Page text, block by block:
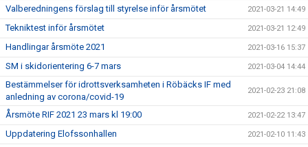
Valberedningens förslag till styrelse inför årsmötet 2021-03-21 14:49
Tekniktest inför årsmötet 2021-03-21 12:49
Handlingar årsmöte 2021 2021-03-16 15:37
SM i skidorientering 6-7 mars 2021-03-04 14:44
Bestämmelser för idrottsverksamheten i Röbäcks IF med
anledning av corona/covid-19
2021-02-23 21:08
Årsmöte RIF 2021 23 mars kl 19:00 2021-02-22 13:47
Uppdatering Elofssonhallen 2021-02-10 11:43